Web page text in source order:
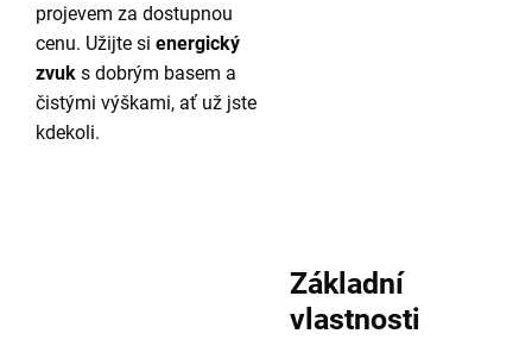
projevem za dostupnou
cenu. Užijte si energický
zvuk s dobrým basem a
čistými výškami, ať už jste
kdekoli.
Základní
vlastnosti